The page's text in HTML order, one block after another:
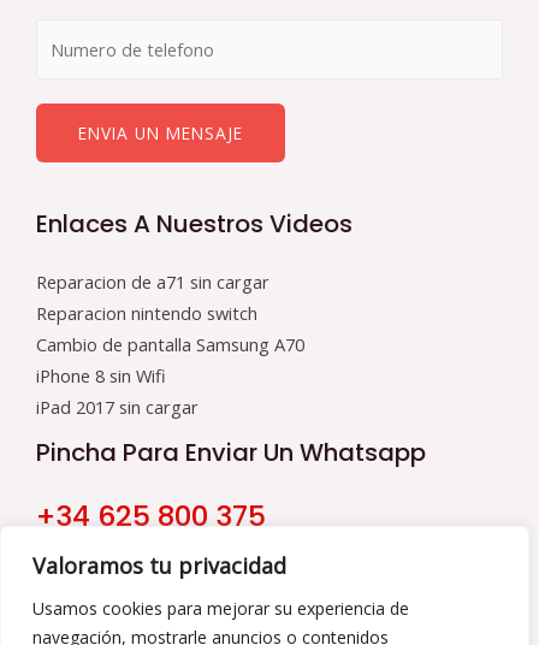
Valoramos tu privacidad
Usamos cookies para mejorar su experiencia de
navegación, mostrarle anuncios o contenidos
ENVIA UN MENSAJE
Enlaces A Nuestros Videos
Reparacion de a71 sin cargar
Reparacion nintendo switch
Cambio de pantalla Samsung A70
iPhone 8 sin Wifi
iPad 2017 sin cargar
Pincha Para Enviar Un Whatsapp
+34 625 800 375
Nuestro Horario